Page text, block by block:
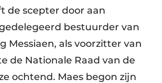
de scepter door aan
bestuurder van
Messiaen, als voorzitter van
de Nationale Raad van de
ochtend. Maes begon zijn